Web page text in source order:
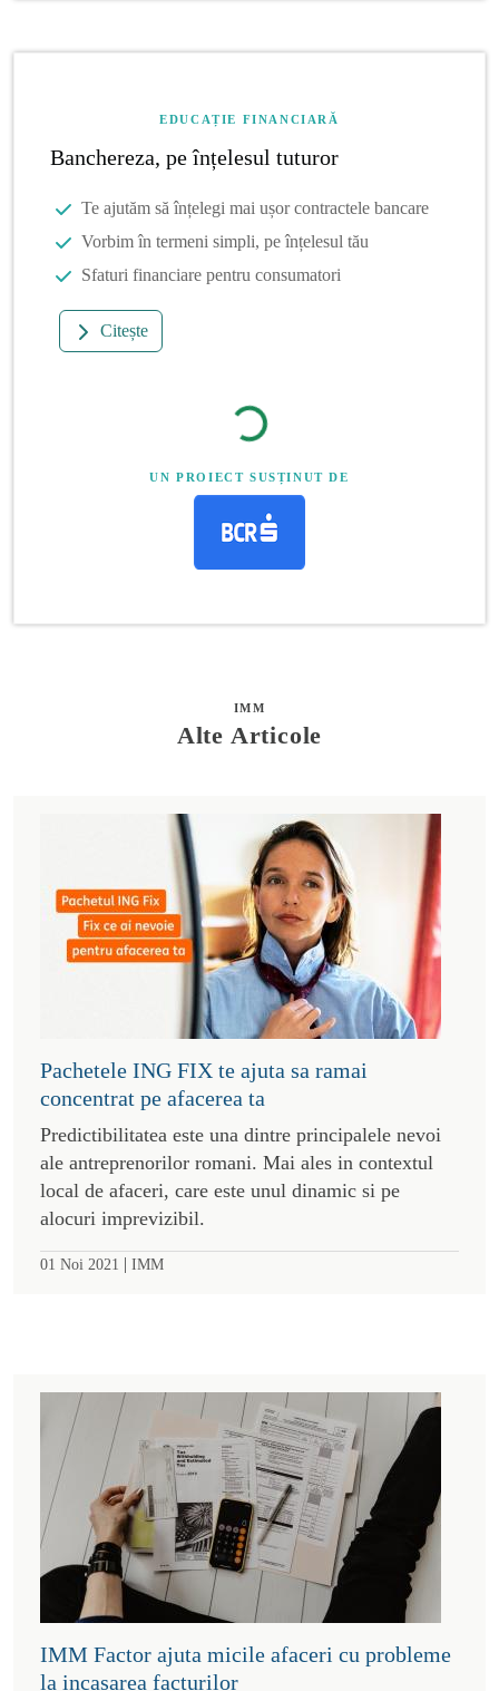
EDUCAȚIE FINANCIARĂ
Banchereza, pe înțelesul tuturor
Te ajutăm să înțelegi mai ușor contractele bancare
Vorbim în termeni simpli, pe înțelesul tău
Sfaturi financiare pentru consumatori
Citește
UN PROIECT SUSȚINUT DE
IMM
Alte Articole
Pachetele ING FIX te ajuta sa ramai
concentrat pe afacerea ta
Predictibilitatea este una dintre principalele nevoi
ale antreprenorilor romani. Mai ales in contextul
local de afaceri, care este unul dinamic si pe
alocuri imprevizibil.
01 Noi 2021 | IMM
IMM Factor ajuta micile afaceri cu probleme
la incasarea facturilor